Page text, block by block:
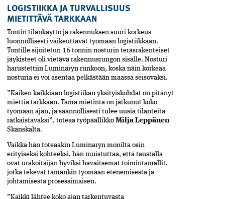
LOGISTIIKKA JA TURVALLISUUS
MIETITTÄVÄ TARKKAAN
Tontin tilankäyttö ja rakennuksen suuri korkeus
luonnollisesti vaikeuttavat työmaan logistiikkaan.
Tontille sijoitetun 16 tonnin nosturin teräsrakenteiset
jäykisteet oli vietävä rakennusrungon sisälle. Nosturi
harustettiin Luminaryn runkoon, koska näin korkeaa
nosturia ei voi asentaa pelkästään maassa seisovaksi.
”Kaiken kaikkiaan logistiikan yksityiskohdat on pitänyt
miettiä tarkkaan. Tämä mietintä on jatkunut koko
työmaan ajan, ja säännöllisesti tulee uusia tilanteita
ratkaistavaksi”, toteaa työpäällikkö Milja Leppänen
Skanskalta.
Vaikka hän toteaakin Luminaryn monilta osin
erityiseksi kohteeksi, hän muistuttaa, että taustalla
ovat urakoitsijan hyviksi havaitsemat toimintamallit,
jotka tekevät tämänkin työmaan etenemisestä ja
johtamisesta prosessimaisen.
”Kaikki lähtee koko ajan tarkentuvasta